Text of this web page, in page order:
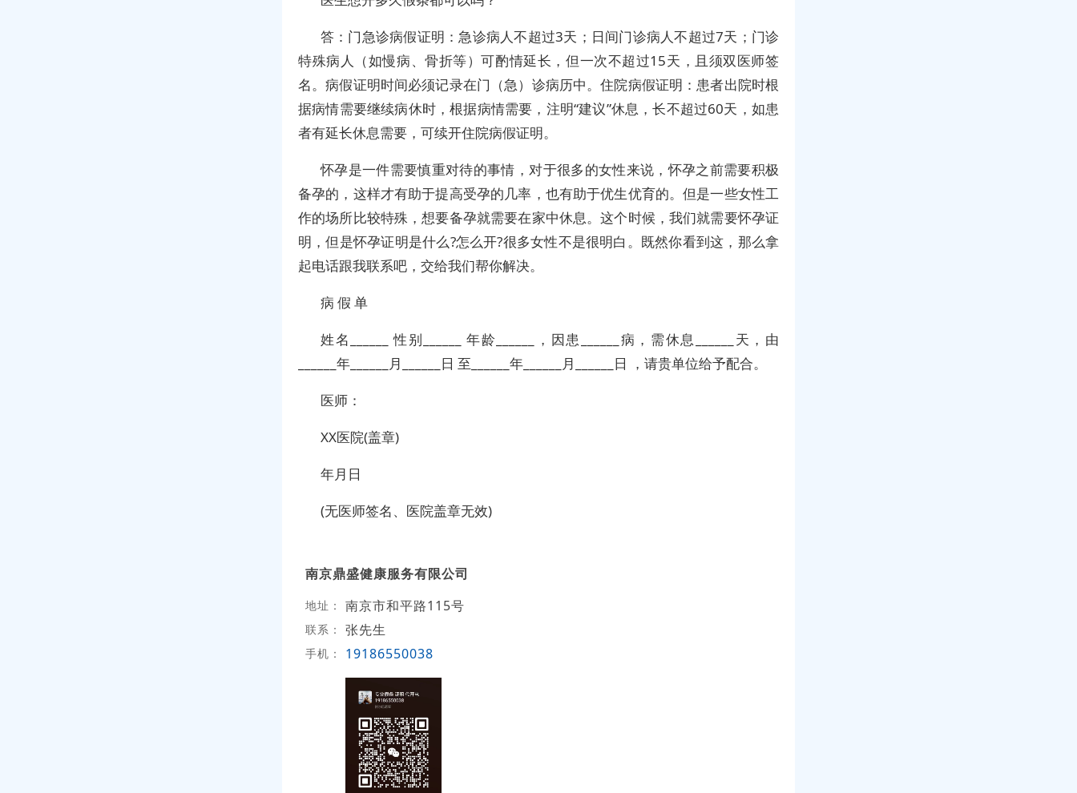
答：门急诊病假证明：急诊病人不超过3天；日间门诊病人不超过7天；门诊
特殊病人（如慢病、骨折等）可酌情延长，但一次不超过15天，且须双医师签
名。病假证明时间必须记录在门（急）诊病历中。住院病假证明：患者出院时根
据病情需要继续病休时，根据病情需要，注明“建议”休息，长不超过60天，如患
者有延长休息需要，可续开住院病假证明。
怀孕是一件需要慎重对待的事情，对于很多的女性来说，怀孕之前需要积极
备孕的，这样才有助于提高受孕的几率，也有助于优生优育的。但是一些女性工
作的场所比较特殊，想要备孕就需要在家中休息。这个时候，我们就需要怀孕证
明，但是怀孕证明是什么?怎么开?很多女性不是很明白。既然你看到这，那么拿
起电话跟我联系吧，交给我们帮你解决。
病 假 单
姓名______ 性别______ 年龄______，因患______病，需休息______天，由
______年______月______日 至______年______月______日 ，请贵单位给予配合。
医师：
XX医院(盖章)
年月日
(无医师签名、医院盖章无效)
南京鼎盛健康服务有限公司
地址： 南京市和平路115号
联系： 张先生
手机： 19186550038